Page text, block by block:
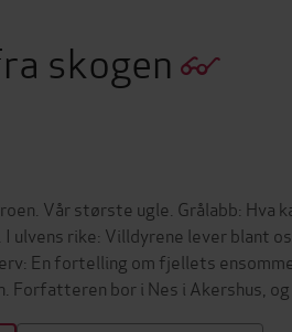
skogen
Vår største ugle. Grålabb: Hva
ulvens rike: Villdyrene lever blant
En fortelling om fjellets
Forfatteren bor i Nes i Akershus, og